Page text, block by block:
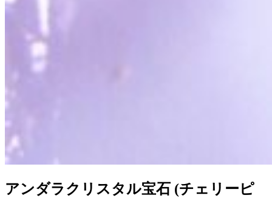
アンダラクリスタル宝石 (チェリーピ